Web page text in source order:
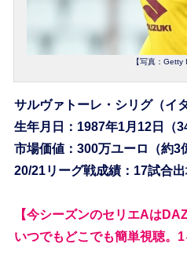
【写真：Getty
サルヴァトーレ・シリグ（イ
生年月日：1987年1月12日（
市場価値：300万ユーロ（約3
20/21リーグ戦成績：17試合
【今シーズンのセリエAは
いつでもどこでも簡単視聴。1